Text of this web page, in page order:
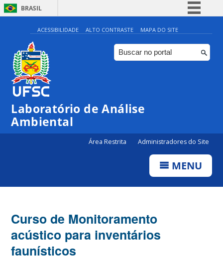
BRASIL
Simplifique!
Comunica BR
Participe
ACESSIBILIDADE ALTO CONTRASTE MAPA DO SITE
Laboratório de Análise
Ambiental
Área Restrita Administradores do Site
MENU
Curso de Monitoramento
acústico para inventários
faunísticos